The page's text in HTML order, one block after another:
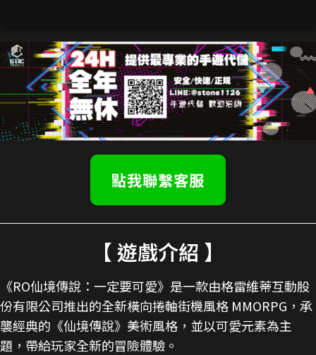
點我聯繫客服
【 遊戲介紹 】
《RO仙境傳說：一定要可愛》是一款由格雷維蒂互動股
份有限公司推出的全新橫向捲軸街機風格 MMORPG，承
襲經典的《仙境傳說》美術風格，並以可愛元素為主
題，帶給玩家全新的冒險體驗。